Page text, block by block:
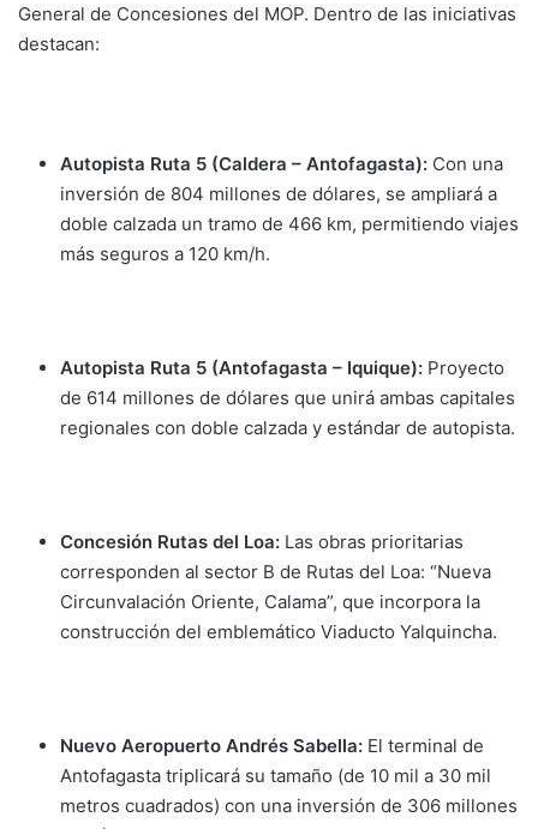
General de Concesiones del MOP. Dentro de las iniciativas
destacan:
Autopista Ruta 5 (Caldera – Antofagasta): Con una
inversión de 804 millones de dólares, se ampliará a
doble calzada un tramo de 466 km, permitiendo viajes
más seguros a 120 km/h.
Autopista Ruta 5 (Antofagasta – Iquique): Proyecto
de 614 millones de dólares que unirá ambas capitales
regionales con doble calzada y estándar de autopista.
Concesión Rutas del Loa: Las obras prioritarias
corresponden al sector B de Rutas del Loa: “Nueva
Circunvalación Oriente, Calama”, que incorpora la
construcción del emblemático Viaducto Yalquincha.
Nuevo Aeropuerto Andrés Sabella: El terminal de
Antofagasta triplicará su tamaño (de 10 mil a 30 mil
metros cuadrados) con una inversión de 306 millones